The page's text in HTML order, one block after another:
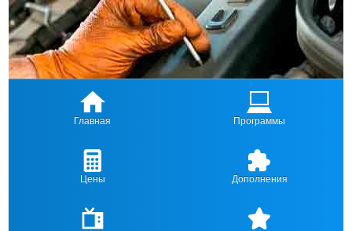
Главная Программы
Цены Дополнения